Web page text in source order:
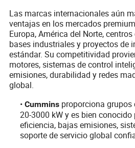
Las marcas internacionales aún
ventajas en los mercados
Europa, América del Norte,
bases industriales y proyectos de
estándar. Su competitividad
motores, sistemas de control
emisiones, durabilidad y redes
global.
•Cummins proporciona grupos
20-3000 kW y es bien
eficiencia, bajas emisiones,
soporte de servicio global